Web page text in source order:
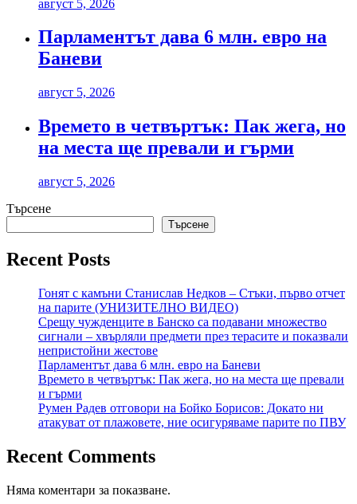
август 5, 2026
Парламентът дава 6 млн. евро на
Баневи
август 5, 2026
Времето в четвъртък: Пак жега, но
на места ще превали и гърми
август 5, 2026
Търсене
Търсене
Recent Posts
Гонят с камъни Станислав Недков – Стъки, първо отчет
на парите (УНИЗИТЕЛНО ВИДЕО)
Срещу чужденците в Банско са подавани множество
сигнали – хвърляли предмети през терасите и показвали
непристойни жестове
Парламентът дава 6 млн. евро на Баневи
Времето в четвъртък: Пак жега, но на места ще превали
и гърми
Румен Радев отговори на Бойко Борисов: Докато ни
атакуват от плажовете, ние осигуряваме парите по ПВУ
Recent Comments
Няма коментари за показване.